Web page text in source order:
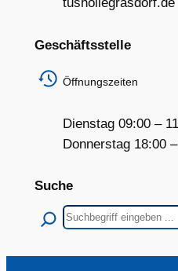
tushollegrasdorf.de
Geschäftsstelle
Öffnungszeiten
Dienstag 09:00 –
Donnerstag 18:00
Suche
Suchen